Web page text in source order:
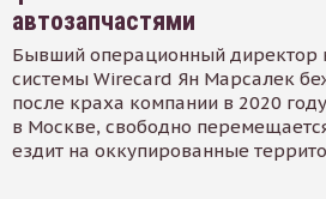
автозапчастями
Бывший операционный директор
системы Wirecard Ян Марсалек
после краха компании в 2020
в Москве, свободно
ездит на оккупированные